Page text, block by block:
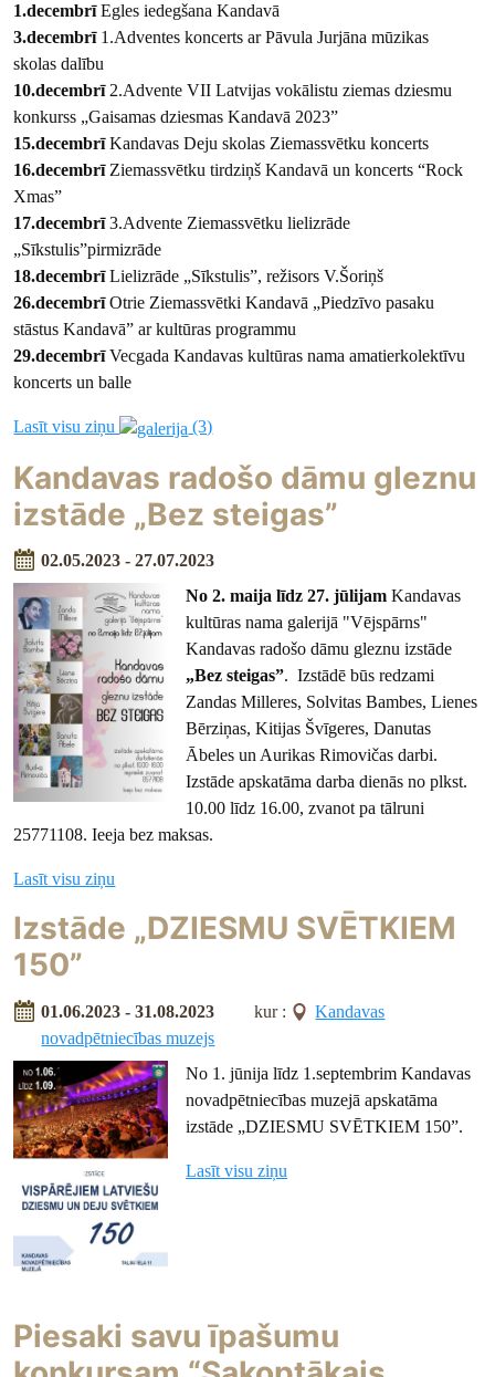
1.decembrīEgles iedegšana Kandavā
3.decembrī1.Adventes koncerts ar Pāvula Jurjāna mūzikas
skolas dalību
10.decembrī 2.Advente VII Latvijas vokālistu ziemas dziesmu
konkurss „Gaisamas dziesmas Kandavā 2023”
15.decembrīKandavas Deju skolas Ziemassvētku koncerts
16.decembrīZiemassvētku tirdziņš Kandavā un koncerts “Rock
Xmas”
17.decembrī3.Advente Ziemassvētku lielizrāde
„Sīkstulis”pirmizrāde
18.decembrīLielizrāde „Sīkstulis”, režisors V.Šoriņš
26.decembrīOtrie Ziemassvētki Kandavā „Piedzīvo pasaku
stāstus Kandavā” ar kultūras programmu
29.decembrīVecgada Kandavas kultūras nama amatierkolektīvu
koncerts un balle
Lasīt visu ziņu (3)
Kandavas radošo dāmu gleznu
izstāde „Bez steigas”
02.05.2023 - 27.07.2023
No 2. maija līdz 27. jūlijam Kandavas
kultūras nama galerijā "Vējspārns"
Kandavas radošo dāmu gleznu izstāde
„Bez steigas”. Izstādē būs redzami
Zandas Milleres, Solvitas Bambes, Lienes
Bērziņas, Kitijas Švīgeres, Danutas
Ābeles un Aurikas Rimovičas darbi.
Izstāde apskatāma darba dienās no plkst.
10.00 līdz 16.00, zvanot pa tālruni
25771108. Ieeja bez maksas.
Lasīt visu ziņu
Izstāde „DZIESMU SVĒTKIEM
150”
01.06.2023 - 31.08.2023 kur :
Kandavas
novadpētniecības muzejs
No 1. jūnija līdz 1.septembrim Kandavas
novadpētniecības muzejā apskatāma
izstāde „DZIESMU SVĒTKIEM 150”.
Lasīt visu ziņu
Piesaki savu īpašumu